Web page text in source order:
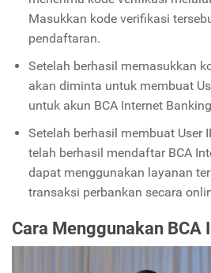
Masukkan kode verifikasi
pendaftaran.
Setelah berhasil memasukkan
akan diminta untuk membuat
untuk akun BCA Internet
Setelah berhasil membuat User
telah berhasil mendaftar BCA
dapat menggunakan layanan
transaksi perbankan secara
Cara Menggunakan BCA